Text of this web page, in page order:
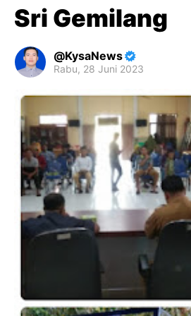
Sri Gemilang
KysaNews
Rabu, 28 Juni 2023
Premium
Raushan
Design
With
Shroff
Templates